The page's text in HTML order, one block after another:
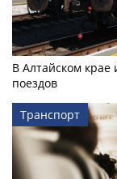
В Алтайском
поездов
Транспорт